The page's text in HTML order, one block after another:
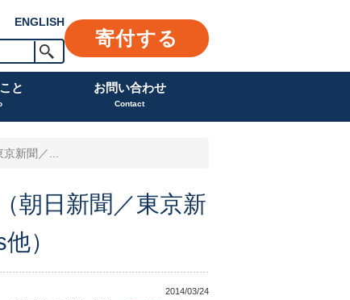
ENGLISH
寄付する
と お問い合わせ
Contact
新聞／...
朝日新聞／東京新
）
2014/03/24